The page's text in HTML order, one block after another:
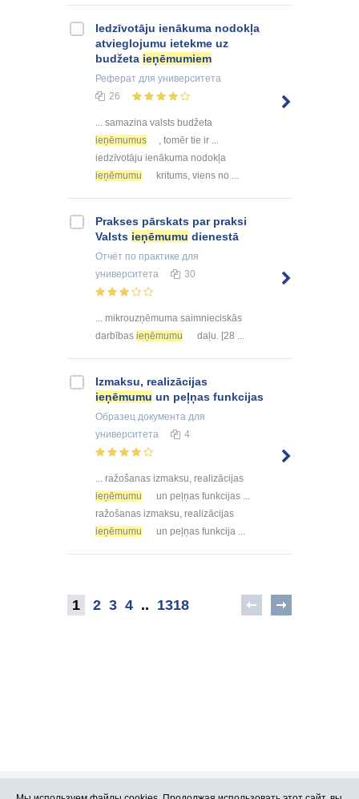
Iedzīvotāju ienākuma nodokļa
atvieglojumu ietekme uz
budžeta ieņēmumiem
Реферат для университета
26
... samazina valsts budžeta
ieņēmumus
, tomēr tie ir ...
iedzīvotāju ienākuma nodokļa
ieņēmumu
kritums, viens no ...
Prakses pārskats par praksi
Valsts ieņēmumu dienestā
Отчёт по практике для
университета
30
... mikrouzņēmuma saimnieciskās
darbības ieņēmumu daļu. [28 ...
Izmaksu, realizācijas
ieņēmumu un peļņas funkcijas
Образец документа для
университета
4
... ražošanas izmaksu, realizācijas
ieņēmumu
un peļņas funkcijas ...
ražošanas izmaksu, realizācijas
ieņēmumu
un peļņas funkcija ...
1 2 3 4 .. 1318